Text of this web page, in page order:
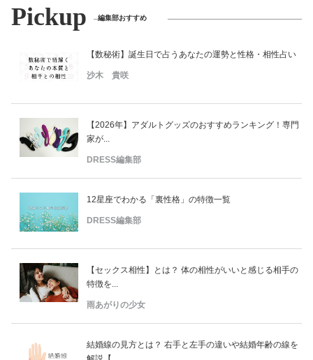
Pickup 編集部おすすめ
【数秘術】誕生日で占うあなたの運勢と性格・相性占い
沙木 貴咲
【2026年】アダルトグッズのおすすめランキング！専門
家が...
DRESS編集部
12星座でわかる「裏性格」の特徴一覧
DRESS編集部
【セックス相性】とは？ 体の相性がいいと感じる相手の
特徴を...
雨あがりの少女
結婚線の見方とは？ 右手と左手の違いや結婚年齢の線を